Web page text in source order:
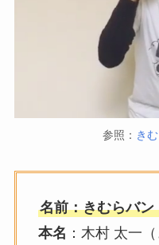
参照： き
名前：きむらバン
本名 ：木村 太一